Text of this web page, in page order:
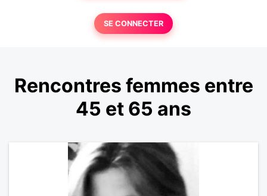
SE CONNECTER
Rencontres femmes entre
45 et 65 ans